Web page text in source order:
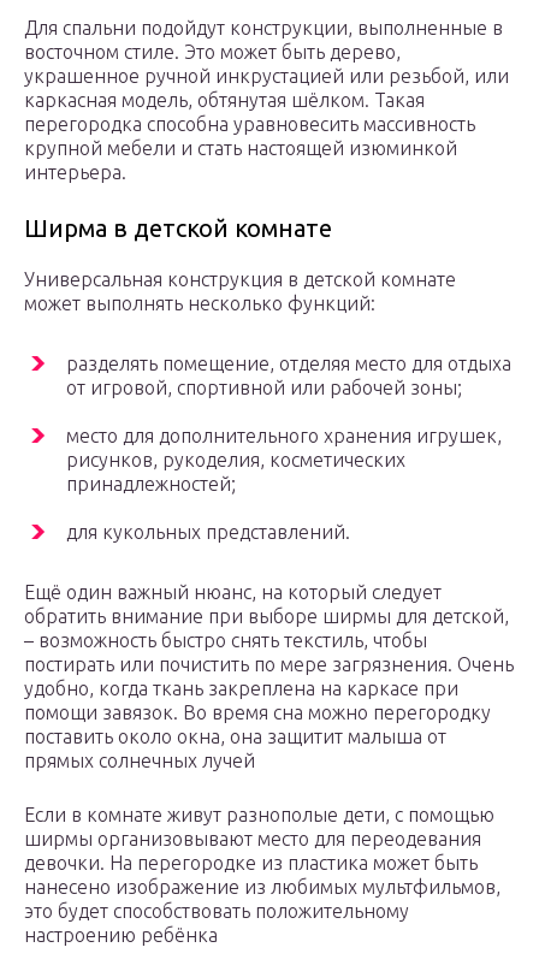
Для спальни подойдут конструкции, выполненные в
восточном стиле. Это может быть дерево,
украшенное ручной инкрустацией или резьбой, или
каркасная модель, обтянутая шёлком. Такая
перегородка способна уравновесить массивность
крупной мебели и стать настоящей изюминкой
интерьера.
Ширма в детской комнате
Универсальная конструкция в детской комнате
может выполнять несколько функций:
разделять помещение, отделяя место для отдыха
от игровой, спортивной или рабочей зоны;
место для дополнительного хранения игрушек,
рисунков, рукоделия, косметических
принадлежностей;
для кукольных представлений.
Ещё один важный нюанс, на который следует
обратить внимание при выборе ширмы для детской,
– возможность быстро снять текстиль, чтобы
постирать или почистить по мере загрязнения. Очень
удобно, когда ткань закреплена на каркасе при
помощи завязок. Во время сна можно перегородку
поставить около окна, она защитит малыша от
прямых солнечных лучей
Если в комнате живут разнополые дети, с помощью
ширмы организовывают место для переодевания
девочки. На перегородке из пластика может быть
нанесено изображение из любимых мультфильмов,
это будет способствовать положительному
настроению ребёнка